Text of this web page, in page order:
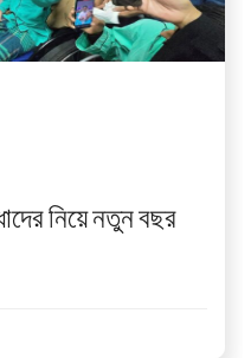
নিয়ে নতুন বছর